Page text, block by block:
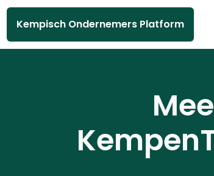
Kempisch Ondernemers Platform